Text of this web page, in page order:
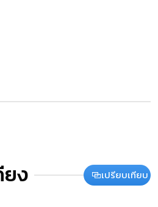
ยง เปรียบเทียบ